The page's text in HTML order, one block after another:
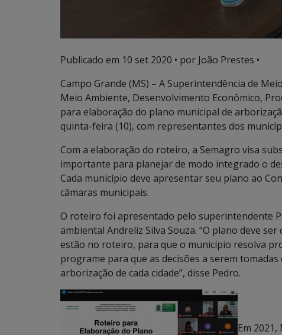
Publicado em 10 set 2020 • por João Prestes •
Campo Grande (MS) – A Superintendência de
Meio Ambiente, Desenvolvimento Econômico,
para elaboração do plano municipal de
quinta-feira (10), com representantes dos
Com a elaboração do roteiro, a Semagro visa
importante para planejar de modo integrado o
Cada município deve apresentar seu plano ao
câmaras municipais.
O roteiro foi apresentado pelo superintendente
ambiental Andreliz Silva Souza. “O plano deve
estão no roteiro, para que o município resolva
programe para que as decisões a serem
arborização de cada cidade”, disse Pedro.
Em